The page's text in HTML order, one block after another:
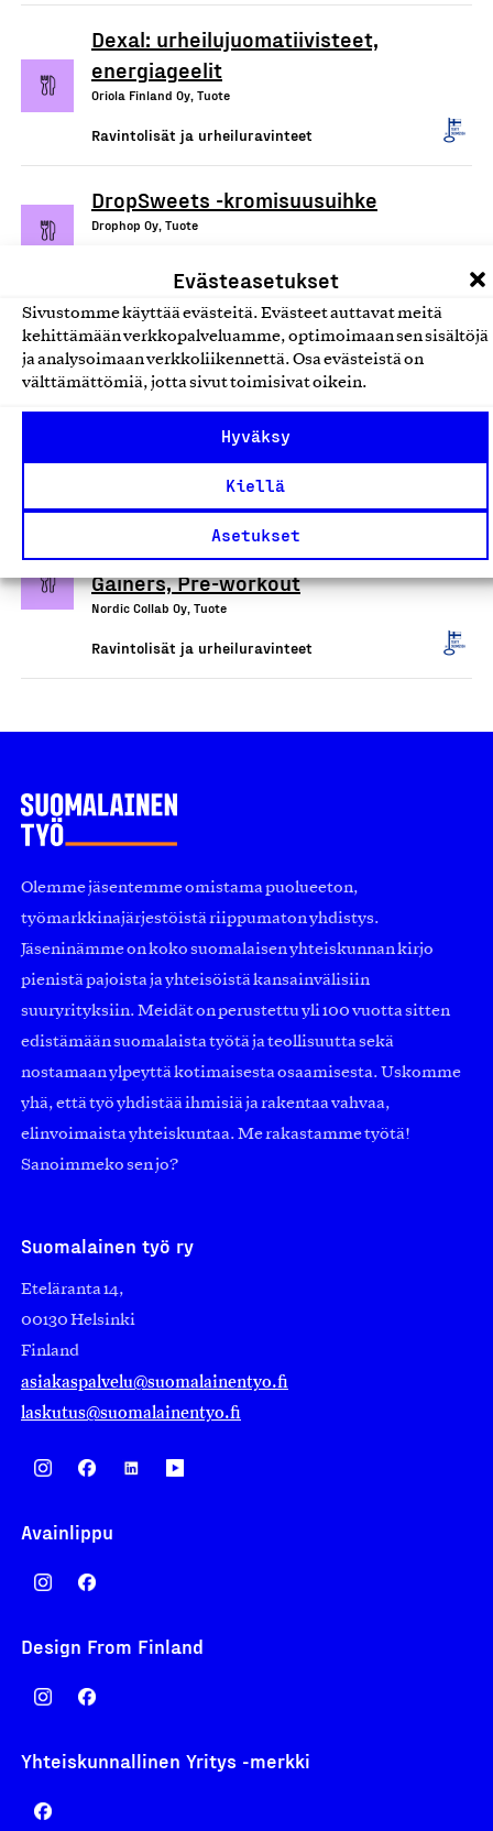
Evästeasetukset
Sivustomme käyttää evästeitä. Evästeet auttavat meitä
kehittämään verkkopalveluamme, optimoimaan sen sisältöjä
ja analysoimaan verkkoliikennettä. Osa evästeistä on
välttämättömiä, jotta sivut toimisivat oikein.
Hyväksy
Kiellä
Asetukset
Dexal: urheilujuomatiivisteet,
energiageelit
Oriola Finland Oy, Tuote
Ravintolisät ja urheiluravinteet
DropSweets -kromisuusuihke
Drophop Oy, Tuote
Inkiväärituotteet: inkivääriöljy
ravintolisä, inkiväärijuoma ja
inkiväärivoide
Poutasen Puutarha Oy, Tuote
Calor Nutrition food
supplements: Protein Powder,
Gainers, Pre-workout
Nordic Collab Oy, Tuote
Ravintolisät ja urheiluravinteet
Olemme jäsentemme omistama puolueeton,
työmarkkinajärjestöistä riippumaton yhdistys.
Jäseninämme on koko suomalaisen yhteiskunnan kirjo
pienistä pajoista ja yhteisöistä kansainvälisiin
suuryrityksiin. Meidät on perustettu yli 100 vuotta sitten
edistämään suomalaista työtä ja teollisuutta sekä
nostamaan ylpeyttä kotimaisesta osaamisesta. Uskomme
yhä, että työ yhdistää ihmisiä ja rakentaa vahvaa,
elinvoimaista yhteiskuntaa. Me rakastamme työtä!
Sanoimmeko sen jo?
Suomalainen työ ry
Eteläranta 14,
00130 Helsinki
Finland
asiakaspalvelu@suomalainentyo.fi
laskutus@suomalainentyo.fi
Avainlippu
Design From Finland
Yhteiskunnallinen Yritys -merkki